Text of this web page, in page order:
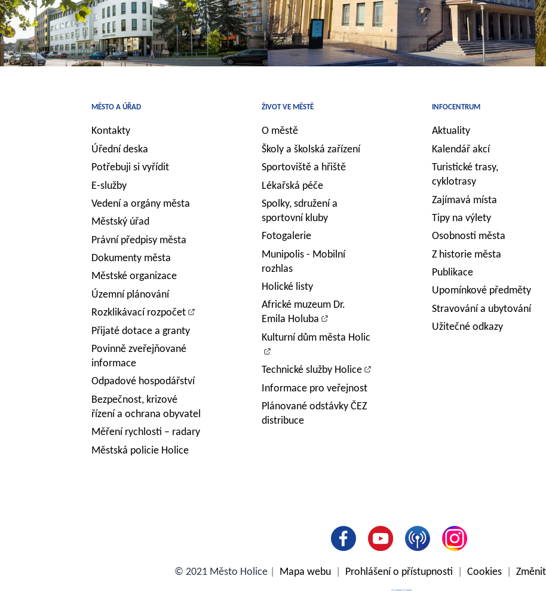
MĚSTO A ÚŘAD
Kontakty
Úřední deska
Potřebuji si vyřídit
E-služby
Vedení a orgány města
Městský úřad
Právní předpisy města
Dokumenty města
Městské organizace
Územní plánování
Rozklikávací rozpočet
Přijaté dotace a granty
Povinně zveřejňované
informace
Odpadové hospodářství
Bezpečnost, krizové
řízení a ochrana obyvatel
Měření rychlosti – radary
Městská policie Holice
ŽIVOT VE MĚSTĚ
O městě
Školy a školská zařízení
Sportoviště a hřiště
Lékařská péče
Spolky, sdružení a
sportovní kluby
Fotogalerie
Munipolis - Mobilní
rozhlas
Holické listy
Africké muzeum Dr.
Emila Holuba
Kulturní dům města Holic
Technické služby Holice
Informace pro veřejnost
Plánované odstávky ČEZ
distribuce
INFOCENTRUM
Aktuality
Kalendář akcí
Turistické trasy,
cyklotrasy
Zajímavá místa
Tipy na výlety
Osobnosti města
Z historie města
Publikace
Upomínkové předměty
Stravování a ubytování
Užitečné odkazy
© 2021 Město Holice Mapa webu Prohlášení o přístupnosti Cookies